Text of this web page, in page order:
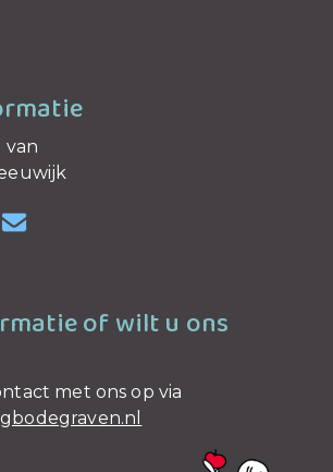
van
of wilt u ons
met ons op via